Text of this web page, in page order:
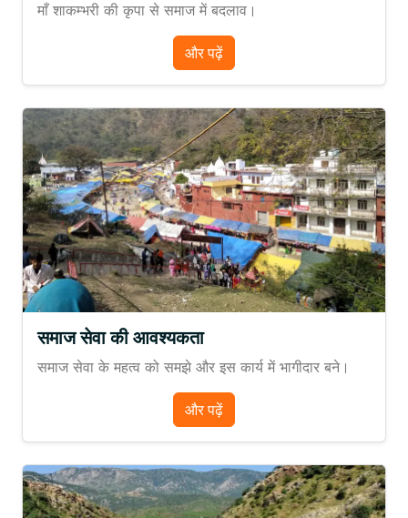
माँ शाकम्भरी की कृपा से समाज में बदलाव।
और पढ़ें
समाज सेवा की आवश्यकता
समाज सेवा के महत्व को समझे और इस कार्य में भागीदार बने।
और पढ़ें